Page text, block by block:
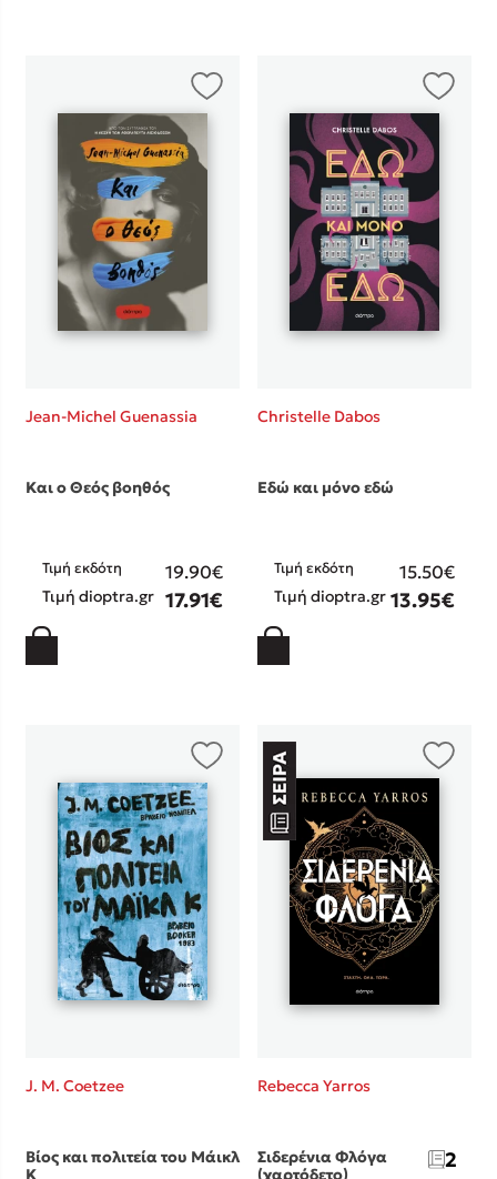
Jean-Michel Guenassia
Και ο Θεός βοηθός
Τιμή εκδότη 19.90€
Τιμή dioptra.gr 17.91€
Christelle Dabos
Εδώ και μόνο εδώ
Τιμή εκδότη 15.50€
Τιμή dioptra.gr 13.95€
J. M. Coetzee
Βίος και πολιτεία του Μάικλ
Κ
Rebecca Yarros
Σιδερένια Φλόγα
(χαρτόδετο)
2